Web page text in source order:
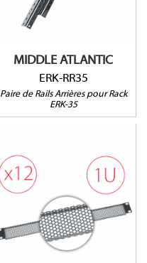
MIDDLE ATLANTIC
ERK-RR35
Paire de Rails Arrières pour Rack
ERK-35
Vendu par paire
VT1-CP12
Lot de 12 unités